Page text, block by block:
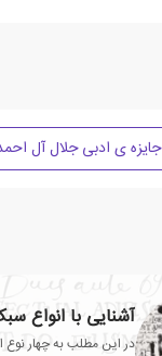
جایزه ی ادبی جلال آل
آشنایی با انواع
در این مطلب به چهار